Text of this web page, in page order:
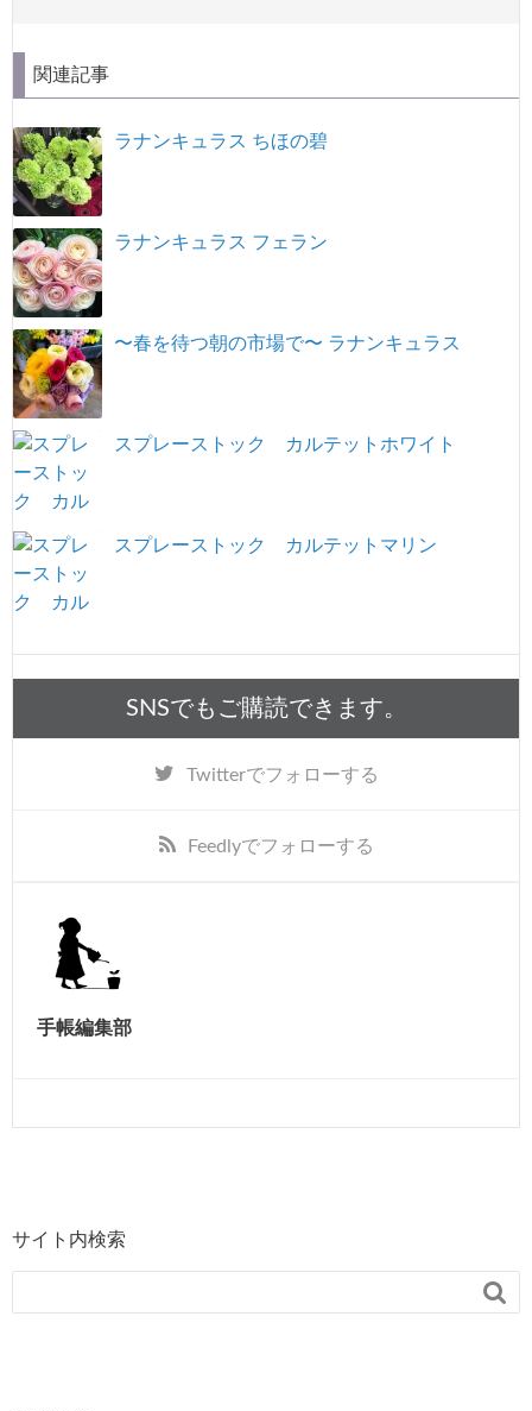
関連記事
ラナンキュラス ちほの碧
ラナンキュラス フェラン
〜春を待つ朝の市場で〜 ラナンキュラス
スプレーストック カルテットホワイト
スプレーストック カルテットマリン
SNSでもご購読できます。
Twitterでフォローする
Feedlyでフォローする
手帳編集部
サイト内検索
